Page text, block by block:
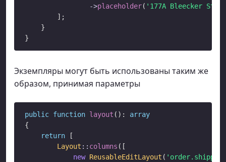
->placeholder( '177A Bleecker
        ];
    }
Экземпляры могут быть использованы таким же
образом, принимая параметры
public function layout (): array
{
return [
Layout :: columns ([
new ReusableEditLayout (